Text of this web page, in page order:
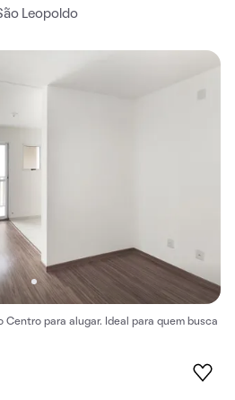
Leopoldo
para alugar. Ideal para quem busca